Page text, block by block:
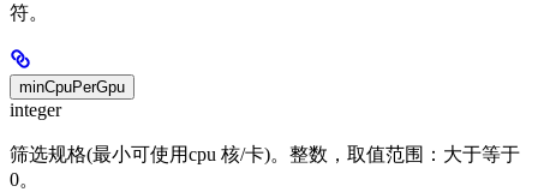
符。
minCpuPerGpu
integer
筛选规格(最小可使用cpu 核/卡)。整数，取值范围：大于等于
0。